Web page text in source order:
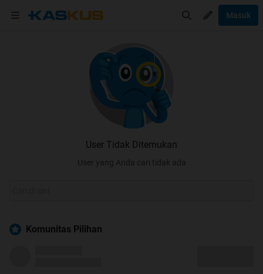
Masuk
User Tidak Ditemukan
User yang Anda cari tidak ada
Komunitas Pilihan